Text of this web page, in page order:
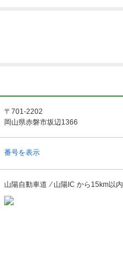
〒701-2202
岡山県赤磐市坂辺1366
番号を表示
山陽自動車道 ⁄ 山陽IC から15km以内